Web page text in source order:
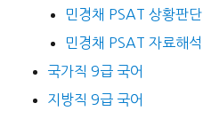
민경채 PSAT 상황판단
민경채 PSAT 자료해석
국가직 9급 국어
지방직 9급 국어